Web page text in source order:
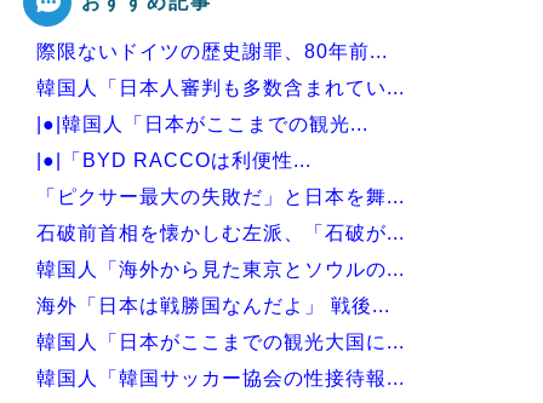
際限ないドイツの歴史謝罪、80年前...
韓国人「日本人審判も多数含まれてい...
|●|韓国人「日本がここまでの観光...
|●|「BYD RACCOは利便性...
「ピクサー最大の失敗だ」と日本を舞...
石破前首相を懐かしむ左派、「石破が...
韓国人「海外から見た東京とソウルの...
海外「日本は戦勝国なんだよ」 戦後...
韓国人「日本がここまでの観光大国に...
韓国人「韓国サッカー協会の性接待報...